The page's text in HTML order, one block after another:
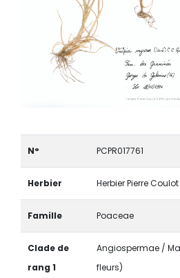
N° PCPR017761
Herbier Herbier Pierre
Famille Poaceae
Clade de
rang 1
Angiospermae /
fleurs)